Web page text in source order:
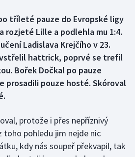
tříleté pauze do Evropské ligy
rozjeté Lille a podlehla mu 1:4.
Ladislava Krejčího v 23.
vstřelil hattrick, poprvé se trefil
Bořek Dočkal po pauze
prosadili pouze hosté. Skóroval
protože i přes nepříznivý
toho pohledu jim nejde nic
kdy nás soupeř překvapil, tak